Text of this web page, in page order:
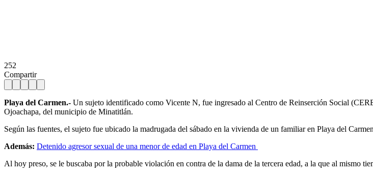
252
Compartir
Playa del Carmen.- Un sujeto identificado como Vicente N, fue ingresado al Centro de Reinserción Social
Ojoachapa, del municipio de Minatitlán.
Según las fuentes, el sujeto fue ubicado la madrugada del sábado en la vivienda de un familiar en Playa del
Además: Detenido agresor sexual de una menor de edad en Playa del Carmen
Al hoy preso, se le buscaba por la probable violación en contra de la dama de la tercera edad, a la que al mismo